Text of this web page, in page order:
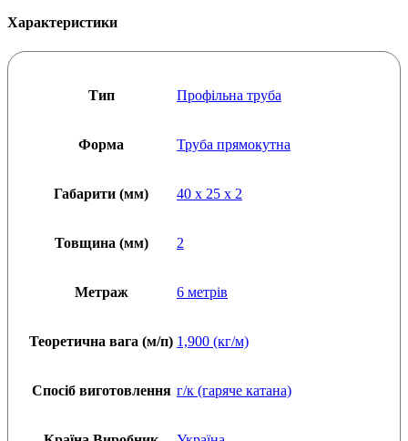
(L=6000),
2
Характеристики
Тип Профільна труба
Форма Труба прямокутна
Габарити (мм) 40 x 25 x 2
Товщина (мм) 2
Метраж 6 метрів
Теоретична вага (м/п) 1,900 (кг/м)
Спосіб виготовлення г/к (гаряче катана)